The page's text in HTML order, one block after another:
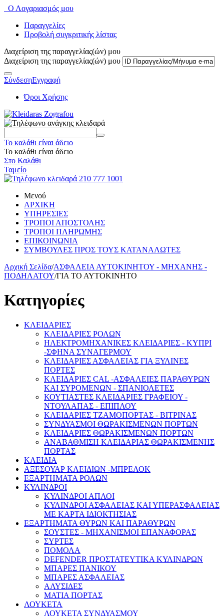
Ο Λογαριασμός μου
Παραγγελίες
Προβολή συγκριτικής λίστας
Διαχείριση της παραγγελίας(ών) μου
Διαχείριση της παραγγελίας(ών) μου
ΣύνδεσηΕγγραφή
Όροι Χρήσης
Το καλάθι είναι άδειο
Το καλάθι είναι άδειο
Στο Καλάθι
Ταμείο
Μενού
ΑΡΧΙΚΗ
ΥΠΗΡΕΣΙΕΣ
ΤΡΟΠΟΙ ΑΠΟΣΤΟΛΗΣ
ΤΡΟΠΟΙ ΠΛΗΡΩΜΗΣ
ΕΠΙΚΟΙΝΩΝΙΑ
ΣΥΜΒΟΥΛΕΣ ΠΡΟΣ ΤΟΥΣ ΚΑΤΑΝΑΛΩΤΕΣ
Αρχική Σελίδα/ΑΣΦΑΛΕΙΑ ΑΥΤΟΚΙΝΗΤΟΥ - ΜΗΧΑΝΗΣ -
ΠΟΔΗΛΑΤΟΥ/ΓΙΑ ΤΟ ΑΥΤΟΚΙΝΗΤΟ
Κατηγορίες
ΚΛΕΙΔΑΡΙΕΣ
ΚΛΕΙΔΑΡΙΕΣ ΡΟΛΩΝ
ΗΛΕΚΤΡΟΜΗΧΑΝΙΚΕΣ ΚΛΕΙΔΑΡΙΕΣ - ΚΥΠΡΙ
-ΣΦΗΝΑ ΣΥΝΑΓΕΡΜΟΥ
ΚΛΕΙΔΑΡΙΕΣ ΑΣΦΑΛΕΙΑΣ ΓΙΑ ΞΥΛΙΝΕΣ
ΠΟΡΤΕΣ
ΚΛΕΙΔΑΡΙΕΣ CAL -ΑΣΦΑΛΕΙΕΣ ΠΑΡΑΘΥΡΩΝ
ΚΑΙ ΣΥΡΟΜΕΝΩΝ - ΣΠΑΝΙΟΛΕΤΕΣ
ΚΟΥΤΙΑΣΤΕΣ ΚΛΕΙΔΑΡΙΕΣ ΓΡΑΦΕΙΟΥ -
ΝΤΟΥΛΑΠΑΣ - ΕΠΙΠΛΟΥ
ΚΛΕΙΔΑΡΙΕΣ ΤΖΑΜΟΠΟΡΤΑΣ - ΒΙΤΡΙΝΑΣ
ΣΥΝΔΥΑΣΜΟΙ ΘΩΡΑΚΙΣΜΕΝΩΝ ΠΟΡΤΩΝ
ΚΛΕΙΔΑΡΙΕΣ ΘΩΡΑΚΙΣΜΕΝΩΝ ΠΟΡΤΩΝ
ΑΝΑΒΑΘΜΙΣΗ ΚΛΕΙΔΑΡΙΑΣ ΘΩΡΑΚΙΣΜΕΝΗΣ
ΠΟΡΤΑΣ
ΚΛΕΙΔΙΑ
ΑΞΕΣΟΥΑΡ ΚΛΕΙΔΙΩΝ -ΜΠΡΕΛΟΚ
ΕΞΑΡΤΗΜΑΤΑ ΡΟΛΩΝ
ΚΥΛΙΝΔΡΟΙ
ΚΥΛΙΝΔΡΟΙ ΑΠΛΟΙ
ΚΥΛΙΝΔΡΟΙ ΑΣΦΑΛΕΙΑΣ KAI YΠΕΡΑΣΦΑΛΕΙΑΣ
ΜΕ ΚΑΡΤΑ ΙΔΙΟΚΤΗΣΙΑΣ
ΕΞΑΡΤΗΜΑΤΑ ΘΥΡΩΝ ΚΑΙ ΠΑΡΑΘΥΡΩΝ
ΣΟΥΣΤΕΣ - ΜΗΧΑΝΙΣΜΟΙ ΕΠΑΝΑΦΟΡΑΣ
ΣΥΡΤΕΣ
ΠΟΜΟΛΑ
DEFENDER ΠΡΟΣΤΑΤΕΥΤΙΚΑ ΚΥΛΙΝΔΡΩΝ
ΜΠΑΡΕΣ ΠΑΝΙΚΟΥ
ΜΠΑΡΕΣ ΑΣΦΑΛΕΙΑΣ
ΑΛΥΣΙΔΕΣ
ΜΑΤΙA ΠΟΡΤΑΣ
ΛΟΥΚΕΤΑ
ΛΟΥΚΕΤΑ ΣΥΝΔΥΑΣΜΟΥ